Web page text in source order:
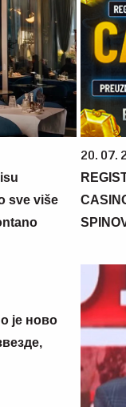
sve više
20. 07.
је ново